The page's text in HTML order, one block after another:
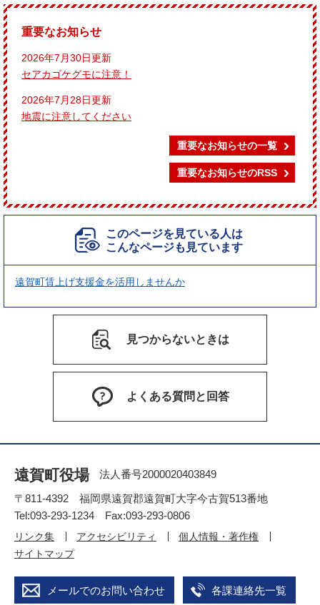
重要なお知らせ
2026年7月30日更新
セアカゴケグモに注意！
2026年7月28日更新
地震に注意してください
重要なお知らせの一覧
重要なお知らせのRSS
このページを見ている人は
こんなページも見ています
遠賀町賃上げ支援金を活用しませんか
見つからないときは
よくある質問と回答
遠賀町役場
法人番号2000020403849
〒811-4392 福岡県遠賀郡遠賀町大字今古賀513番地
Tel:093-293-1234 Fax:093-293-0806
リンク集 アクセシビリティ
個人情報・著作権
サイトマップ
メールでのお問い合わせ 各課連絡先一覧